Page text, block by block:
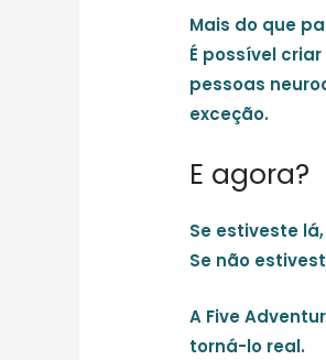
Mais do que
É possível
pessoas
exceção.
E agora?
Se estiveste
Se não
A Five
torná-lo real.